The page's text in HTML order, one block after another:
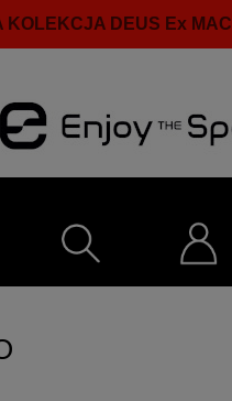
KOLEKCJA DEUS Ex